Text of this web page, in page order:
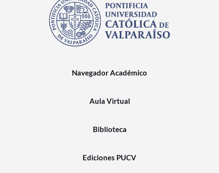
Navegador Académico
Aula Virtual
Biblioteca
Ediciones PUCV